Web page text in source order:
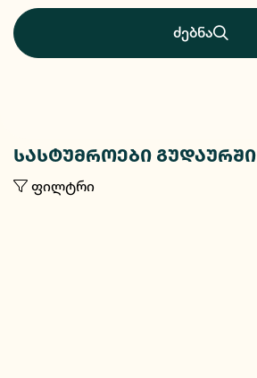
ძებნა
სასტუმროები გუდაურში
ფილტრი